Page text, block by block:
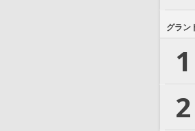
グラン
1
2